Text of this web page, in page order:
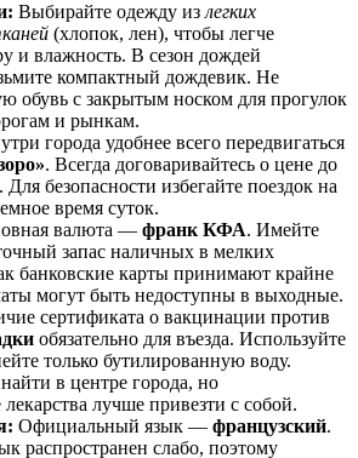
Выбирайте одежду из легких
(хлопок, лен), чтобы легче
и влажность. В сезон дождей
компактный дождевик. Не
обувь с закрытым носком для прогулок
и рынкам.
города удобнее всего передвигаться
. Всегда договаривайтесь о цене до
Для безопасности избегайте поездок на
время суток.
валюта — франк КФА. Имейте
запас наличных в мелких
банковские карты принимают крайне
могут быть недоступны в выходные.
сертификата о вакцинации против
обязательно для въезда. Используйте
только бутилированную воду.
в центре города, но
лучше привезти с собой.
Официальный язык — французский.
распространен слабо, поэтому